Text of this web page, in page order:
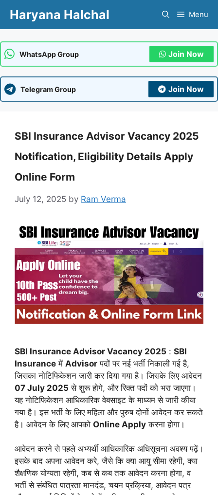
content
Haryana Halchal Menu
WhatsApp Group Join Now
Telegram Group Join Now
SBI Insurance Advisor Vacancy 2025
Notification, Eligibility Details Apply
Online Form
July 12, 2025 by Ram Verma
SBI Insurance Advisor Vacancy 2025 : SBI
Insurance में Advisor पदों पर नई भर्ती निकाली गई है,
जिसका नोटिफिकेशन जारी कर दिया गया है। जिसके लिए आवेदन
07 July 2025 से शुरू होगे, और रिक्त पदों को भरा जाएगा।
यह नोटिफिकेशन आधिकारिक वेबसाइट के माध्यम से जारी कीया
गया है। इस भर्ती के लिए महिला और पुरुष दोनों आवेदन कर सकते
है। आवेदन के लिए आपको Online Apply करना होगा।
आवेदन करने से पहले अभ्यर्थी आधिकारिक अधिसूचना अवश्य पढ़ें।
इसके बाद अपना आवेदन करे, जैसे कि क्या आयु सीमा रहेगी, क्या
शैक्षणिक योग्यता रहेगी, कब से कब तक आवेदन करना होगा, व
भर्ती से संबंधित पात्रता मानदंड, चयन प्रक्रिया, आवेदन पत्र